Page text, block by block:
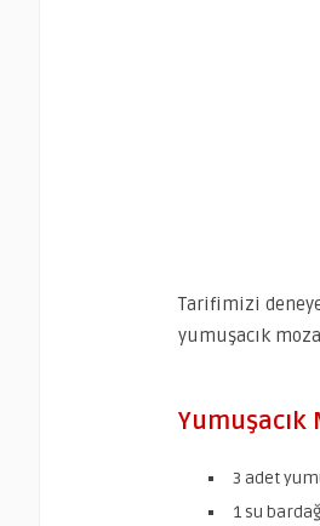
Tarifimizi
yumuşacık
Yumuşacık
3 adet
1 su